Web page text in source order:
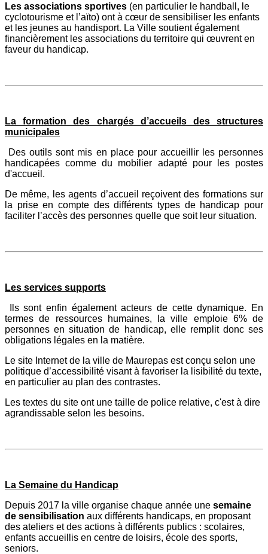
Les associations sportives (en particulier le handball, le
cyclotourisme et l’aïto) ont à cœur de sensibiliser les enfants
et les jeunes au handisport. La Ville soutient également
financièrement les associations du territoire qui œuvrent en
faveur du handicap.
La formation des chargés d’accueils des structures
municipales
Des outils sont mis en place pour accueillir les personnes
handicapées comme du mobilier adapté pour les postes
d'accueil.
De même, les agents d’accueil reçoivent des formations sur
la prise en compte des différents types de handicap pour
faciliter l’accès des personnes quelle que soit leur situation.
Les services supports
Ils sont enfin également acteurs de cette dynamique. En
termes de ressources humaines, la ville emploie 6% de
personnes en situation de handicap, elle remplit donc ses
obligations légales en la matière.
Le site Internet de la ville de Maurepas est conçu selon une
politique d’accessibilité visant à favoriser la lisibilité du texte,
en particulier au plan des contrastes.
Les textes du site ont une taille de police relative, c'est à dire
agrandissable selon les besoins.
La Semaine du Handicap
Depuis 2017 la ville organise chaque année une semaine
de sensibilisation aux différents handicaps, en proposant
des ateliers et des actions à différents publics : scolaires,
enfants accueillis en centre de loisirs, école des sports,
seniors.